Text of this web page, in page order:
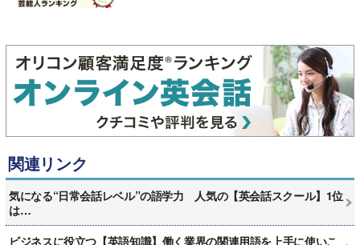
関連リンク
気になる“日常会話レベル”の語学力 人気の【英会話スクール】1位
は…
ビジネスに役立つ【英語知識】働く業界の関連用語を上手に使いこ